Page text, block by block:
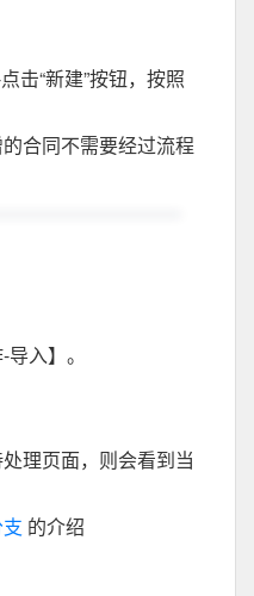
击“新建”按钮，按照
合同不需要经过流程
入】。
理页面，则会看到当
的介绍